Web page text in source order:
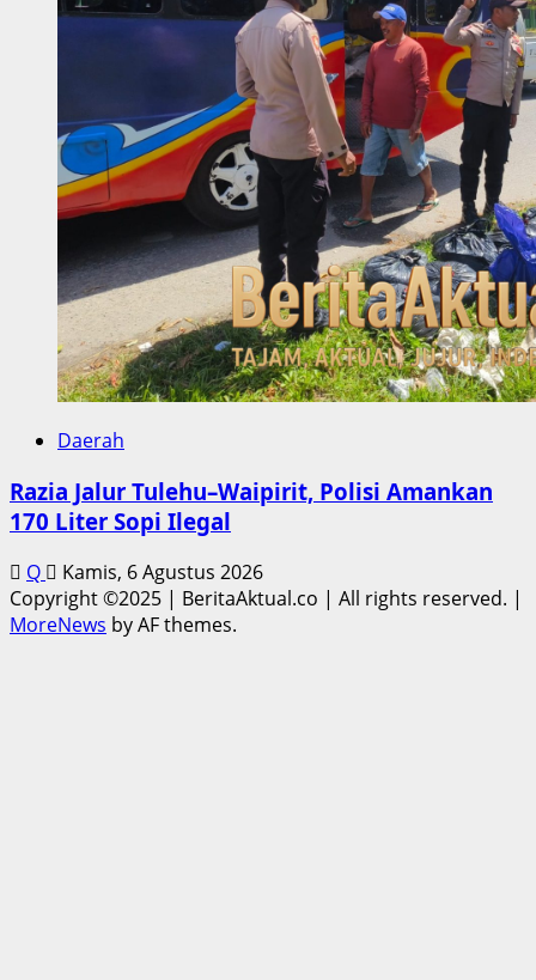
Daerah
Razia Jalur Tulehu–Waipirit, Polisi Amankan
170 Liter Sopi Ilegal
Q
Kamis, 6 Agustus 2026
Copyright ©2025 | BeritaAktual.co | All rights reserved. |
MoreNews by AF themes.